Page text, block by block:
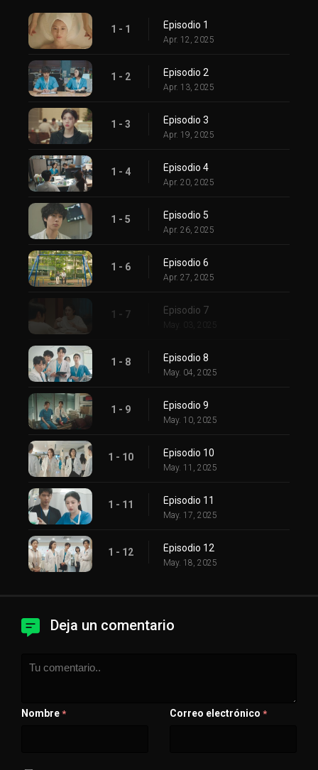
1 - 1 Episodio 1
Apr. 12, 2025
1 - 2 Episodio 2
Apr. 13, 2025
1 - 3 Episodio 3
Apr. 19, 2025
1 - 4 Episodio 4
Apr. 20, 2025
1 - 5 Episodio 5
Apr. 26, 2025
1 - 6 Episodio 6
Apr. 27, 2025
1 - 7 Episodio 7
May. 03, 2025
1 - 8 Episodio 8
May. 04, 2025
1 - 9 Episodio 9
May. 10, 2025
1 - 10 Episodio 10
May. 11, 2025
1 - 11 Episodio 11
May. 17, 2025
1 - 12 Episodio 12
May. 18, 2025
Deja un comentario
Nombre * Correo electrónico *